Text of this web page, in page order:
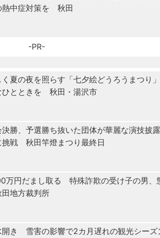
中症対策を 秋田
-PR-
く夏の夜を照らす「七夕絵どうろうまつり
ひとときを 秋田・湯沢市
決勝、予選勝ち抜いた団体が華麗な演技披
挑戦 秋田竿燈まつり最終日
万円だまし取る 特殊詐欺の受け子の男、
地方裁判所
開き 雪害の影響で2カ月遅れの観光シーズ